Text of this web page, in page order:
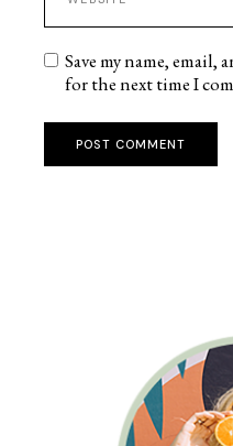
Save my name,
for the next time I
POST COMMENT